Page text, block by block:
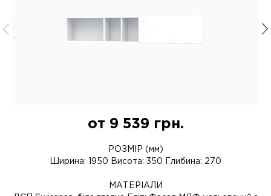
от 9 539 грн.
РОЗМІР (мм)
Ширина: 1950 Висота: 350 Глибина: 270
МАТЕРІАЛИ